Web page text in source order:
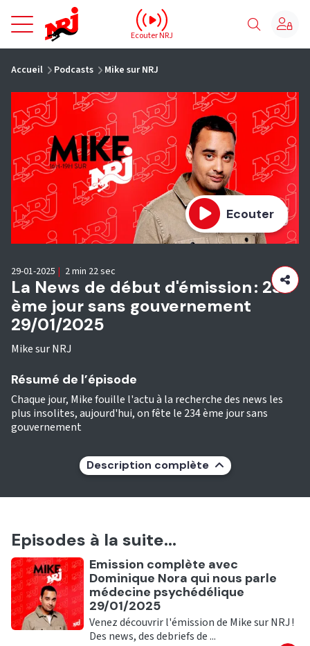
NRJ - Accueil
Ecouter NRJ
Accueil Podcasts Mike sur NRJ
Ecouter
La News de début d'émission : 234
ème jour sans gouvernement
29/01/2025
Mike sur NRJ
29-01-2025 | 2 min 22 sec
Résumé de l’épisode
Chaque jour, Mike fouille l'actu à la recherche des news les
plus insolites, aujourd'hui, on fête le 234 ème jour sans
gouvernement
Description complète
Episodes à la suite...
Ecouter
Emission complète avec
Dominique Nora qui nous parle
médecine psychédélique
29/01/2025
Venez découvrir l'émission de Mike sur NRJ !
Des news, des debriefs de ...